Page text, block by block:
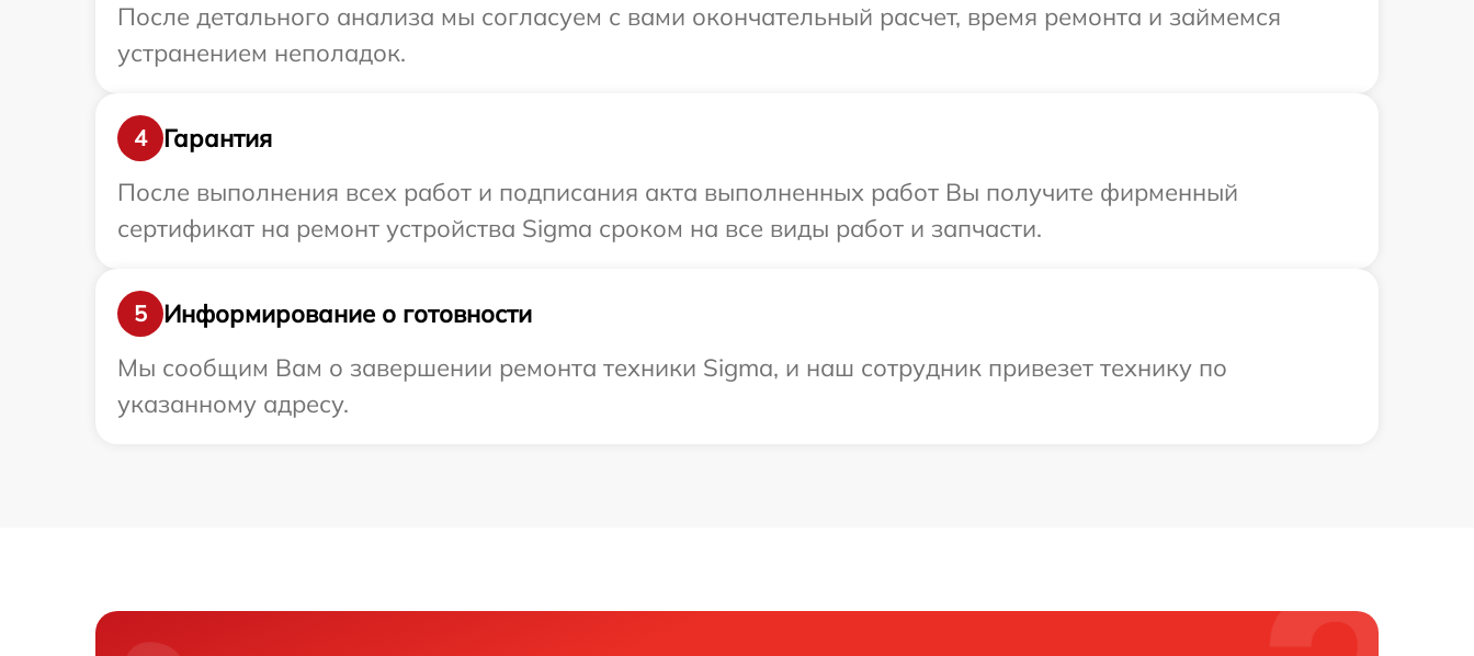
После детального анализа мы согласуем с вами окончательный расчет, время ремонта и займемся
устранением неполадок.
4
Гарантия
После выполнения всех работ и подписания акта выполненных работ Вы получите фирменный
сертификат на ремонт устройства Sigma сроком на все виды работ и запчасти.
5
Информирование о готовности
Мы сообщим Вам о завершении ремонта техники Sigma, и наш сотрудник привезет технику по
указанному адресу.